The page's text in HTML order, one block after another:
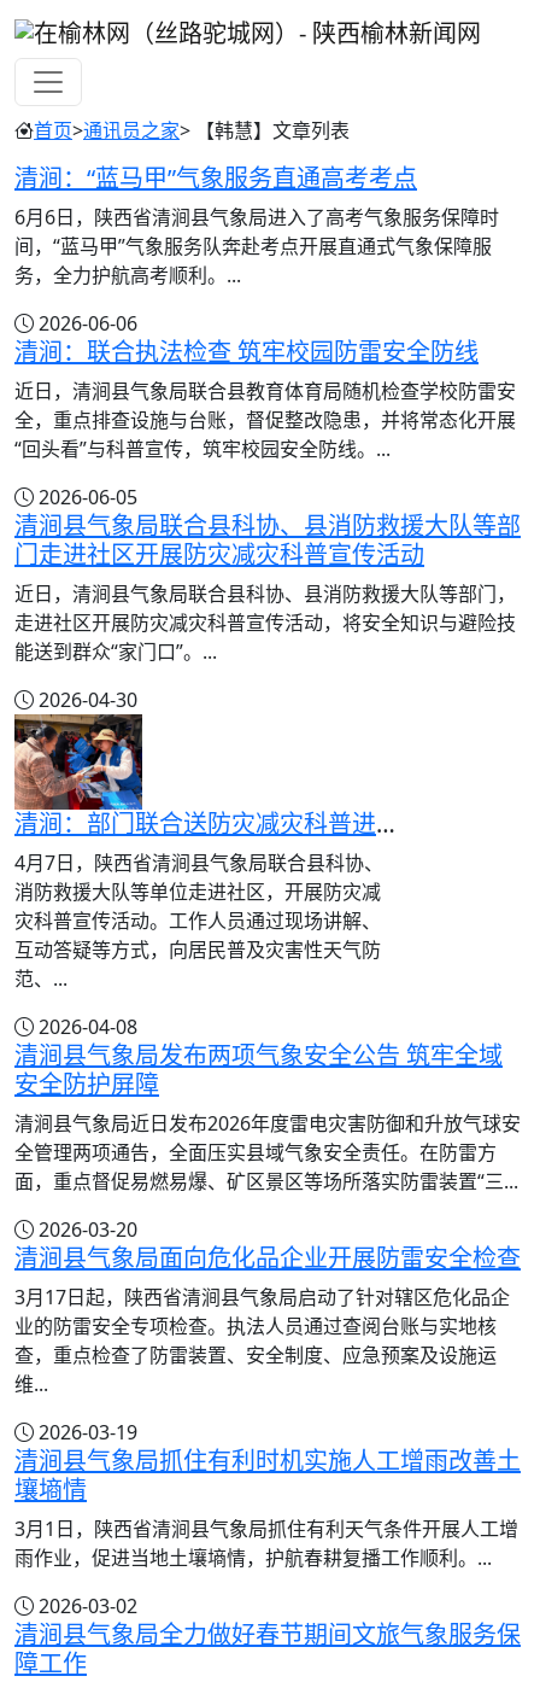
首页>通讯员之家> 【韩慧】文章列表
清涧：“蓝马甲”气象服务直通高考考点
6月6日，陕西省清涧县气象局进入了高考气象服务保障时
间，“蓝马甲”气象服务队奔赴考点开展直通式气象保障服
务，全力护航高考顺利。...
2026-06-06
清涧：联合执法检查 筑牢校园防雷安全防线
近日，清涧县气象局联合县教育体育局随机检查学校防雷安
全，重点排查设施与台账，督促整改隐患，并将常态化开展
“回头看”与科普宣传，筑牢校园安全防线。...
2026-06-05
清涧县气象局联合县科协、县消防救援大队等部
门走进社区开展防灾减灾科普宣传活动
近日，清涧县气象局联合县科协、县消防救援大队等部门，
走进社区开展防灾减灾科普宣传活动，将安全知识与避险技
能送到群众“家门口”。...
2026-04-30
清涧：部门联合送防灾减灾科普进社区
4月7日，陕西省清涧县气象局联合县科协、
消防救援大队等单位走进社区，开展防灾减
灾科普宣传活动。工作人员通过现场讲解、
互动答疑等方式，向居民普及灾害性天气防
范、...
2026-04-08
清涧县气象局发布两项气象安全公告 筑牢全域
安全防护屏障
清涧县气象局近日发布2026年度雷电灾害防御和升放气球安
全管理两项通告，全面压实县域气象安全责任。在防雷方
面，重点督促易燃易爆、矿区景区等场所落实防雷装置“三...
2026-03-20
清涧县气象局面向危化品企业开展防雷安全检查
3月17日起，陕西省清涧县气象局启动了针对辖区危化品企
业的防雷安全专项检查。执法人员通过查阅台账与实地核
查，重点检查了防雷装置、安全制度、应急预案及设施运
维...
2026-03-19
清涧县气象局抓住有利时机实施人工增雨改善土
壤墒情
3月1日，陕西省清涧县气象局抓住有利天气条件开展人工增
雨作业，促进当地土壤墒情，护航春耕复播工作顺利。...
2026-03-02
清涧县气象局全力做好春节期间文旅气象服务保
障工作